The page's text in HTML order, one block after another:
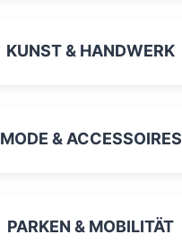
KUNST & HANDWERK
MODE & ACCESSOIRES
PARKEN & MOBILITÄT